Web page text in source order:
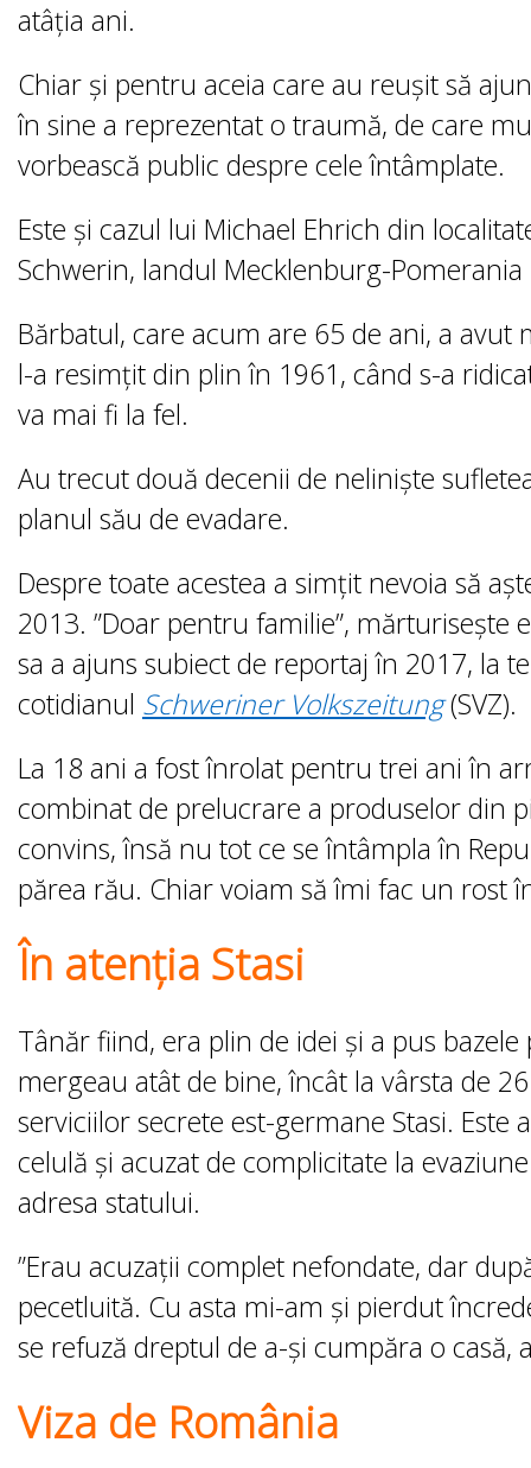
atâția ani.
Chiar și pentru aceia care au reușit să
în sine a reprezentat o traumă, de care
vorbească public despre cele întâmplate.
Este și cazul lui Michael Ehrich din
Schwerin, landul Mecklenburg-
Bărbatul, care acum are 65 de ani, a
l-a resimțit din plin în 1961, când s-a
va mai fi la fel.
Au trecut două decenii de neliniște
planul său de evadare.
Despre toate acestea a simțit nevoia să
2013. ”Doar pentru familie”, mărturisește
sa a ajuns subiect de reportaj în 2017, la
cotidianul Schweriner Volkszeitung(SVZ).
La 18 ani a fost înrolat pentru trei ani în
combinat de prelucrare a produselor din
convins, însă nu tot ce se întâmpla în
părea rău. Chiar voiam să îmi fac un rost
În atenția Stasi
Tânăr fiind, era plin de idei și a pus
mergeau atât de bine, încât la vârsta de
serviciilor secrete est-germane Stasi.
celulă și acuzat de complicitate la
adresa statului.
”Erau acuzații complet nefondate, dar
pecetluită. Cu asta mi-am și pierdut
se refuză dreptul de a-și cumpăra o
Viza de România